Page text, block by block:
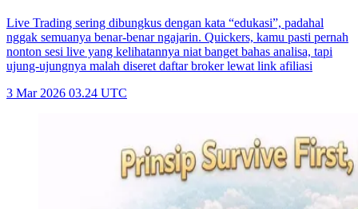
Live Trading sering dibungkus dengan kata “edukasi”, padahal
nggak semuanya benar-benar ngajarin. Quickers, kamu pasti pernah
nonton sesi live yang kelihatannya niat banget bahas analisa, tapi
ujung-ujungnya malah diseret daftar broker lewat link afiliasi
3 Mar 2026 03.24 UTC